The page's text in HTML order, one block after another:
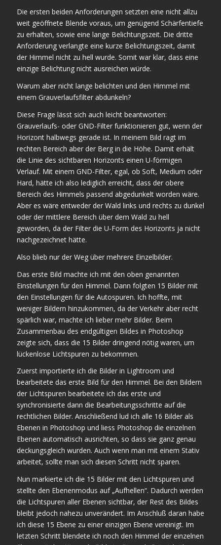
Die ersten beiden Anforderungen setzten eine nicht allzu
weit geöffnete Blende voraus, um genügend Schärfentiefe
zu erhalten, sowie eine lange Belichtungszeit. Die dritte
Anforderung verlangte eine kurze Belichtungszeit, damit
der Himmel nicht zu hell wurde. Somit war klar, dass eine
einzige Belichtung nicht ausreichen würde.
Warum aber nicht lange belichten und den Himmel mit
einem Grauverlaufsfilter abdunkeln?
Diese Frage lässt sich auch leicht beantworten:
Grauverlaufs- oder GND-Filter funktionieren gut, wenn der
Horizont halbwegs gerade ist. In meinem Bild ragt im
rechten Bereich aber der Berg in die Höhe. Damit erhält
die Linie des sichtbaren Horizonts einen U-förmigen
Verlauf. Mit einem GND-Filter, egal, ob Soft, Medium oder
Hard, hätte ich also lediglich erreicht, dass der obere
Bereich des Himmels passend abgedunkelt worden wäre.
Aber es wäre entweder der Wald links und rechts zu dunkel
oder der mittlere Bereich über dem Wald zu hell
geworden, da der Filter die U-Form des Horizonts ja nicht
nachgezeichnet hätte.
Also blieb nur der Weg über mehrere Einzelbilder.
Das erste Bild machte ich mit den oben genannten
Einstellungen für den Himmel. Dann folgten 15 Bilder mit
den Einstellungen für die Autospuren. Ich hoffte, mit
weniger Bildern hinzukommen, da der Verkehr aber recht
spärlich war, machte ich lieber mehr Bilder. Beim
Zusammenbau des endgültigen Bildes in Photoshop
zeigte sich, dass die 15 Bilder dringend nötig waren, um
lückenlose Lichtspuren zu bekommen.
Zuerst importierte ich die Bilder in Lightroom und
bearbeitete das erste Bild für den Himmel. Bei den Bildern
der Lichtspuren bearbeitete ich das erste und
synchronisierte dann die Bearbeitungsschritte auf die
rechtlichen Bilder. Anschließend lud ich alle 16 Bilder als
Ebenen in Photoshop und liess Photoshop die einzelnen
Ebenen automatisch ausrichten, so dass sie ganz genau
deckungsgleich wurden. Auch wenn man mit einem Stativ
arbeitet, sollte man sich diesen Schritt nicht sparen.
Nun markierte ich die 15 Bilder mit den Lichtspuren und
stellte den Ebenenmodus auf „Aufhellen“. Dadurch werden
die Lichtspuren aller Ebenen sichtbar, der Rest des Bildes
bleibt jedoch nahezu unverändert. Im Anschluß daran habe
ich diese 15 Ebene zu einer einzigen Ebene vereinigt. Im
letzten Schritt blendete ich noch den Himmel der einzelnen